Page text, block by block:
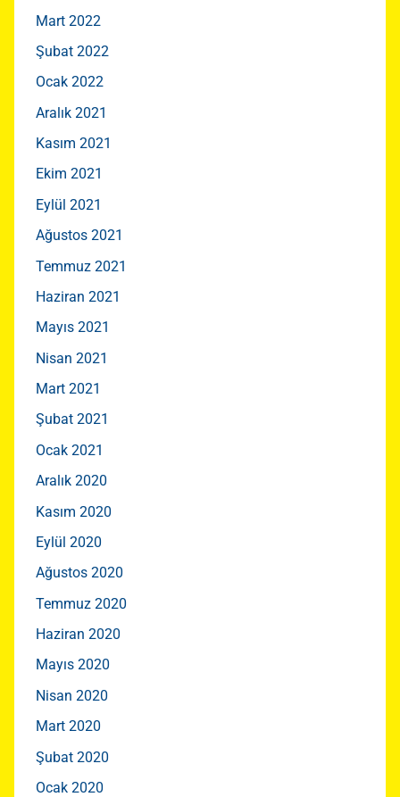
Mart 2022
Şubat 2022
Ocak 2022
Aralık 2021
Kasım 2021
Ekim 2021
Eylül 2021
Ağustos 2021
Temmuz 2021
Haziran 2021
Mayıs 2021
Nisan 2021
Mart 2021
Şubat 2021
Ocak 2021
Aralık 2020
Kasım 2020
Eylül 2020
Ağustos 2020
Temmuz 2020
Haziran 2020
Mayıs 2020
Nisan 2020
Mart 2020
Şubat 2020
Ocak 2020